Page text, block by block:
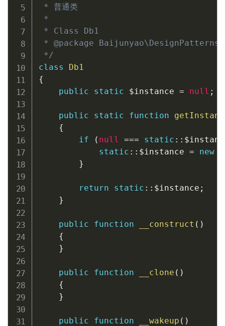
* 普通类
*
* Class Db1
* @package
*/
class
Db1
{
public
static $instance = null ;
public static function
{
if
( null === static ::
static :: $instance = new
}
return static :: $instance ;
}
public function __construct ( )
{
}
public function __clone ( )
{
}
public function __wakeup ( )